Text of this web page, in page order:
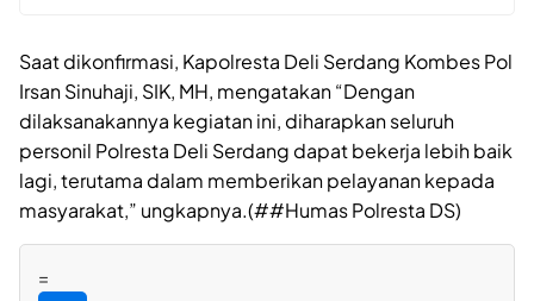
Saat dikonfirmasi, Kapolresta Deli Serdang Kombes Pol
Irsan Sinuhaji, SIK, MH, mengatakan “Dengan
dilaksanakannya kegiatan ini, diharapkan seluruh
personil Polresta Deli Serdang dapat bekerja lebih baik
lagi, terutama dalam memberikan pelayanan kepada
masyarakat,” ungkapnya.(##Humas Polresta DS)
=